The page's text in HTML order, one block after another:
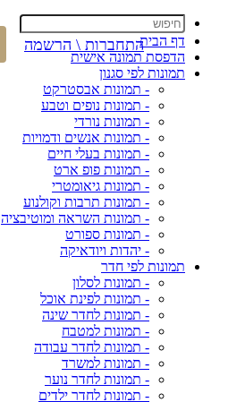
דף הבית
הדפסת תמונה אישית
תמונות לפי סגנון
- תמונות אבסטרקט
- תמונות נופים וטבע
- תמונות נורדי
- תמונות אנשים ודמויות
- תמונות בעלי חיים
- תמונות פופ ארט
- תמונות גיאומטרי
- תמונות תרבות וקולנוע
- תמונות השראה ומוטיבציה
- תמונות ספורט
- יהדות ויודאיקה
תמונות לפי חדר
- תמונות לסלון
- תמונות לפינת אוכל
- תמונות לחדר שינה
- תמונות למטבח
- תמונות לחדר עבודה
- תמונות למשרד
- תמונות לחדר נוער
- תמונות לחדר ילדים
התחברות \ הרשמה